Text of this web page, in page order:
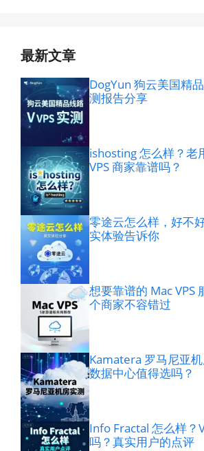
最新文章
DogYun 狗云美国精
测报告分享
ishosting 怎么样？老
VPS 商家靠谱吗？
零途云怎么样，好不
实体验告诉你
想要靠谱的 Mac VPS
个商家不容错过
Kamatera 罗马尼亚
数据中心值得选吗？
Info Fractal 怎么样？
吗？真实用户的点评